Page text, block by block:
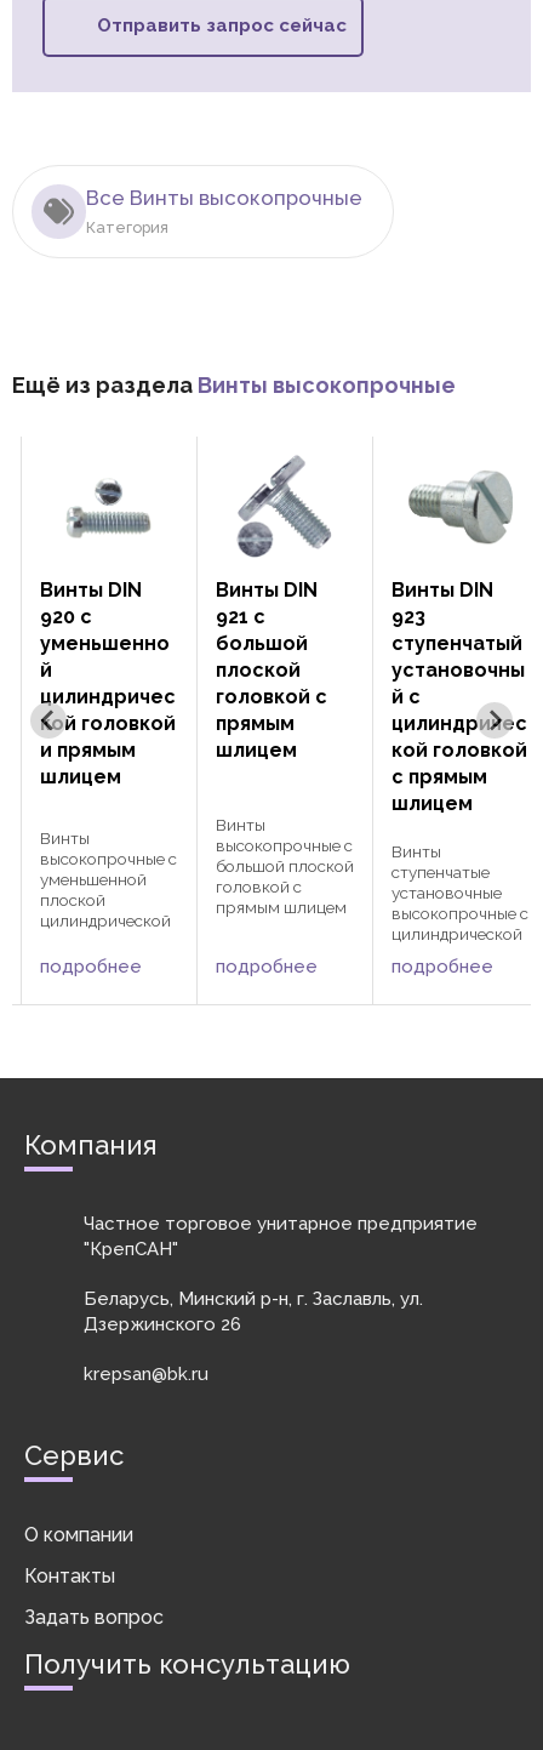
Отправить запрос сейчас
Все Винты высокопрочные
Категория
Ещё из раздела Винты высокопрочные
Винты DIN
920 с
уменьшенно
й
цилиндричес
кой головкой
и прямым
шлицем
Винты
высокопрочные с
уменьшенной
плоской
цилиндрической
прямым шлицем
DIN 920. DIN 920
активно
ения и
приборостроени
изготовлении
мебели, а также в
подробнее
Винты DIN
921 с
большой
плоской
головкой с
прямым
шлицем
Винты
высокопрочные с
большой плоской
головкой с
прямым шлицем
головкой
формы с прямым
приборостроени
подробнее
Винты DIN
923
ступенчатый
установочны
й с
цилиндричес
кой головкой
с прямым
шлицем
Винты
ступенчатые
установочные
высокопрочные с
цилиндрической
головкой и
прямым шлицем
сферах
их от смещения с
подробнее
Компания
Частное торговое унитарное предприятие
"КрепСАН"
Беларусь, Минский р-н, г. Заславль, ул.
Дзержинского 26
krepsan@bk.ru
Сервис
О компании
Контакты
Задать вопрос
Получить консультацию